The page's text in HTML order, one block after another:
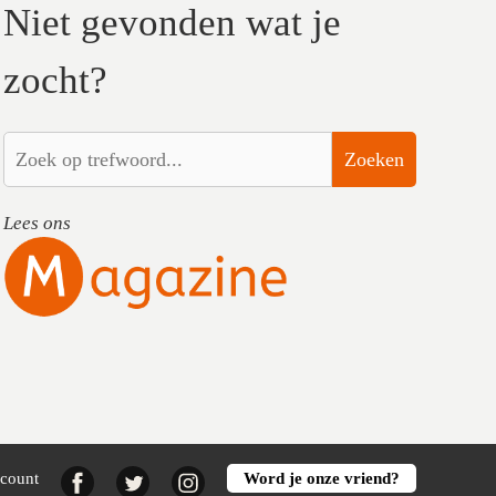
Niet gevonden wat je
zocht?
Zoeken
Lees ons
FacebookTwitter InstagramWord je onze vriend?